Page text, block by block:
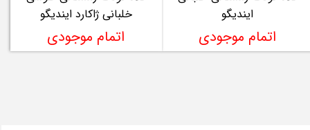
ایندیگو
اتمام موجودی
خلبانی ژاکارد ایندیگو
اتمام موجودی